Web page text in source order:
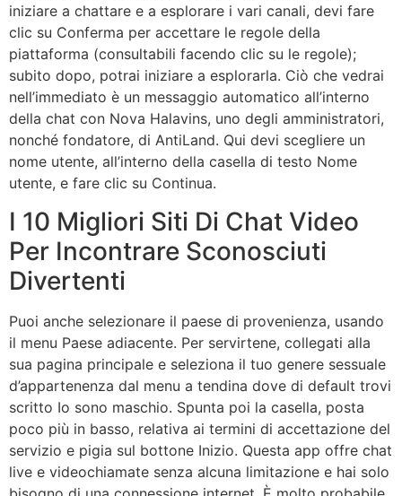
iniziare a chattare e a esplorare i vari canali, devi fare
clic su Conferma per accettare le regole della
piattaforma (consultabili facendo clic su le regole);
subito dopo, potrai iniziare a esplorarla. Ciò che vedrai
nell’immediato è un messaggio automatico all’interno
della chat con Nova Halavins, uno degli amministratori,
nonché fondatore, di AntiLand. Qui devi scegliere un
nome utente, all’interno della casella di testo Nome
utente, e fare clic su Continua.
I 10 Migliori Siti Di Chat Video
Per Incontrare Sconosciuti
Divertenti
Puoi anche selezionare il paese di provenienza, usando
il menu Paese adiacente. Per servirtene, collegati alla
sua pagina principale e seleziona il tuo genere sessuale
d’appartenenza dal menu a tendina dove di default trovi
scritto Io sono maschio. Spunta poi la casella, posta
poco più in basso, relativa ai termini di accettazione del
servizio e pigia sul bottone Inizio. Questa app offre chat
live e videochiamate senza alcuna limitazione e hai solo